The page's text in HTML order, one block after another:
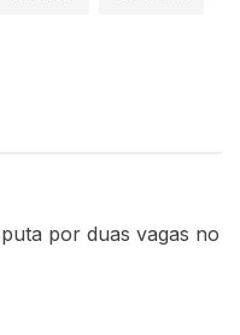
por duas vagas no